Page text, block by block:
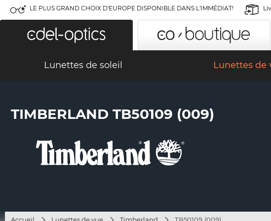
LE PLUS GRAND CHOIX D'EUROPE DISPONIBLE DANS L'IMMÉDIAT!
Lunettes de soleil Lunettes de
TIMBERLAND TB50109 (009)